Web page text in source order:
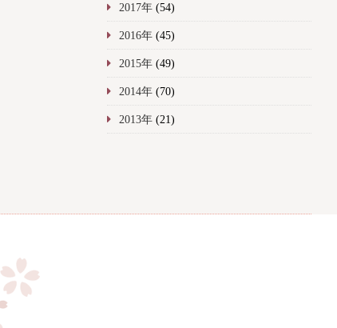
2017年(54)
2016年(45)
2015年(49)
2014年(70)
2013年(21)